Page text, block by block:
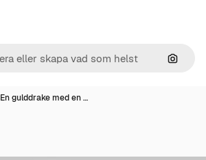
Sök
En gulddrake med en …